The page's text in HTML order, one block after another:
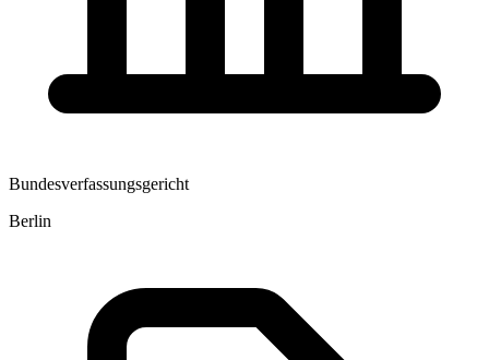
Bundesverfassungsgericht
Berlin